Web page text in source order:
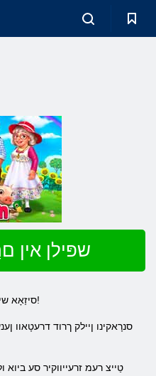
שפּילן
Game Family Farm סיזַאָא שיטקַאפ ַא ןֿפַאש!